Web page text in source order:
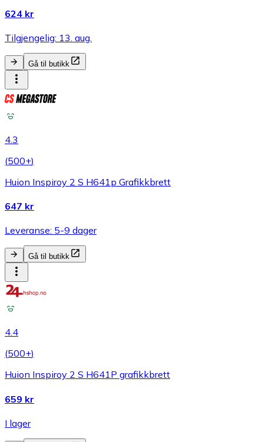
624 kr
Tilgjengelig: 13. aug.
Gå til butikk
4.3
(500+)
Huion Inspiroy 2 S H641p Grafikkbrett
647 kr
Leveranse: 5-9 dager
Gå til butikk
4.4
(500+)
Huion Inspiroy 2 S H641P grafikkbrett
659 kr
I lager